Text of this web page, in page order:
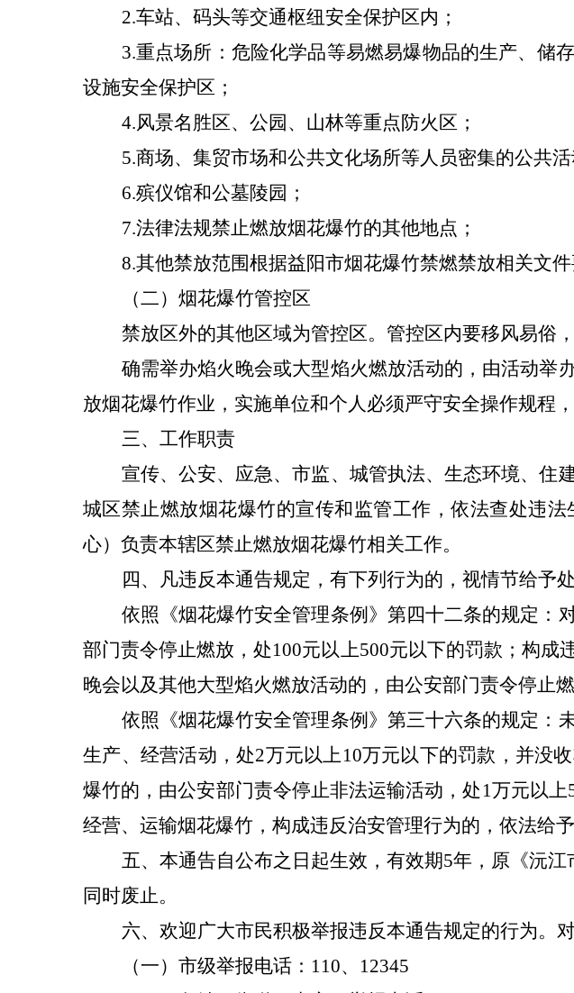
2.车站、码头等交通枢纽安全保护区内；
3.重点场所： 危险化学品等易燃易爆物品的生产、储
设施安全保护区；
4.风景名胜区、公园、山林等重点防火区；
5.商场、集贸市场和公共文化场所等人员密集的公共活
6.殡仪馆和公墓陵园；
7.法律法规禁止燃放烟花爆竹的其他地点；
8.其他禁放范围根据益阳市烟花爆竹禁燃禁放相关文件
（二）烟花爆竹管控区
禁放区外的其他区域为管控区。管控区内要移风易俗
确需举办焰火晚会或大型焰火燃放活动的，由活动举
放烟花爆竹作业，实施单位和个人必须严守安全操作规程
三、工作职责
宣传、公安、应急、市监、城管执法、生态环境、住
城区禁止燃放烟花爆竹的宣传和监管工作，依法查处违
心）负责本辖区禁止燃放烟花爆竹相关工作。
四、凡违反本通告规定，有下列行为的，视情节给予处
依照《烟花爆竹安全管理条例》第四十二条的规定：
部门责令停止燃放，处100元以上500元以下的罚款；构成
晚会以及其他大型焰火燃放活动的，由公安部门责令停止
依照《烟花爆竹安全管理条例》第三十六条的规定：
生产、经营活动，处2万元以上10万元以下的罚款，并没
爆竹的，由公安部门责令停止非法运输活动，处 1万元以上
经营、运输烟花爆竹，构成违反治安管理行为的，依法给
五、 本通告自公布之日起生效，有效期5年， 原《沅江
同时废止。
六、欢迎广大市民积极举报违反本通告规定的行为。
（一）市级举报电话： 110、 12345